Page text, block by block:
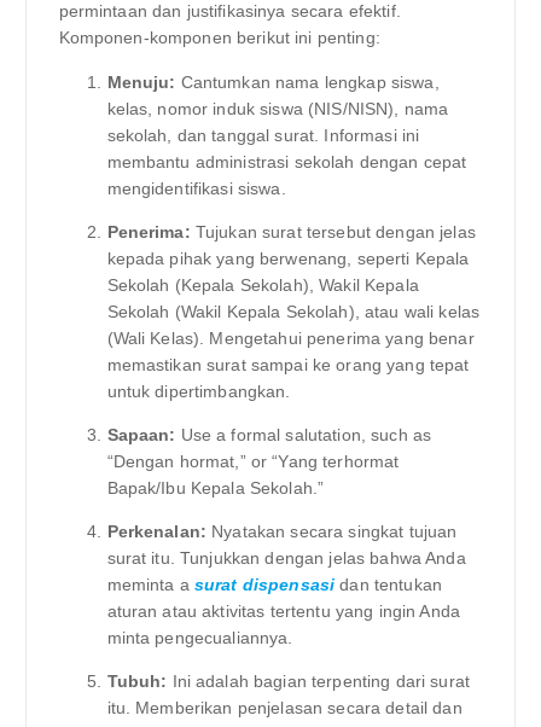
permintaan dan justifikasinya secara efektif.
Komponen-komponen berikut ini penting:
Menuju: Cantumkan nama lengkap siswa,
kelas, nomor induk siswa (NIS/NISN), nama
sekolah, dan tanggal surat. Informasi ini
membantu administrasi sekolah dengan cepat
mengidentifikasi siswa.
Penerima: Tujukan surat tersebut dengan jelas
kepada pihak yang berwenang, seperti Kepala
Sekolah (Kepala Sekolah), Wakil Kepala
Sekolah (Wakil Kepala Sekolah), atau wali kelas
(Wali Kelas). Mengetahui penerima yang benar
memastikan surat sampai ke orang yang tepat
untuk dipertimbangkan.
Sapaan: Use a formal salutation, such as
“Dengan hormat,” or “Yang terhormat
Bapak/Ibu Kepala Sekolah.”
Perkenalan: Nyatakan secara singkat tujuan
surat itu. Tunjukkan dengan jelas bahwa Anda
meminta a surat dispensasi dan tentukan
aturan atau aktivitas tertentu yang ingin Anda
minta pengecualiannya.
Tubuh: Ini adalah bagian terpenting dari surat
itu. Memberikan penjelasan secara detail dan